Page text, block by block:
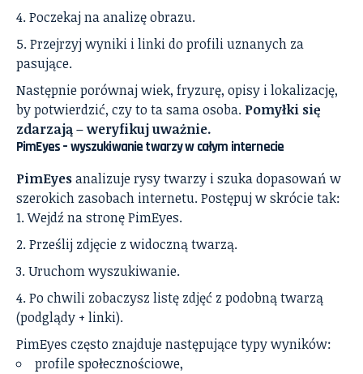
Poczekaj na analizę obrazu.
Przejrzyj wyniki i linki do profili uznanych za
pasujące.
Następnie porównaj wiek, fryzurę, opisy i lokalizację,
by potwierdzić, czy to ta sama osoba. Pomyłki się
zdarzają – weryfikuj uważnie.
PimEyes – wyszukiwanie twarzy w całym internecie
PimEyesanalizuje rysy twarzy i szuka dopasowań w
szerokich zasobach internetu. Postępuj w skrócie tak:
Wejdź na stronę PimEyes.
Prześlij zdjęcie z widoczną twarzą.
Uruchom wyszukiwanie.
Po chwili zobaczysz listę zdjęć z podobną twarzą
(podglądy + linki).
PimEyes często znajduje następujące typy wyników:
profile społecznościowe,